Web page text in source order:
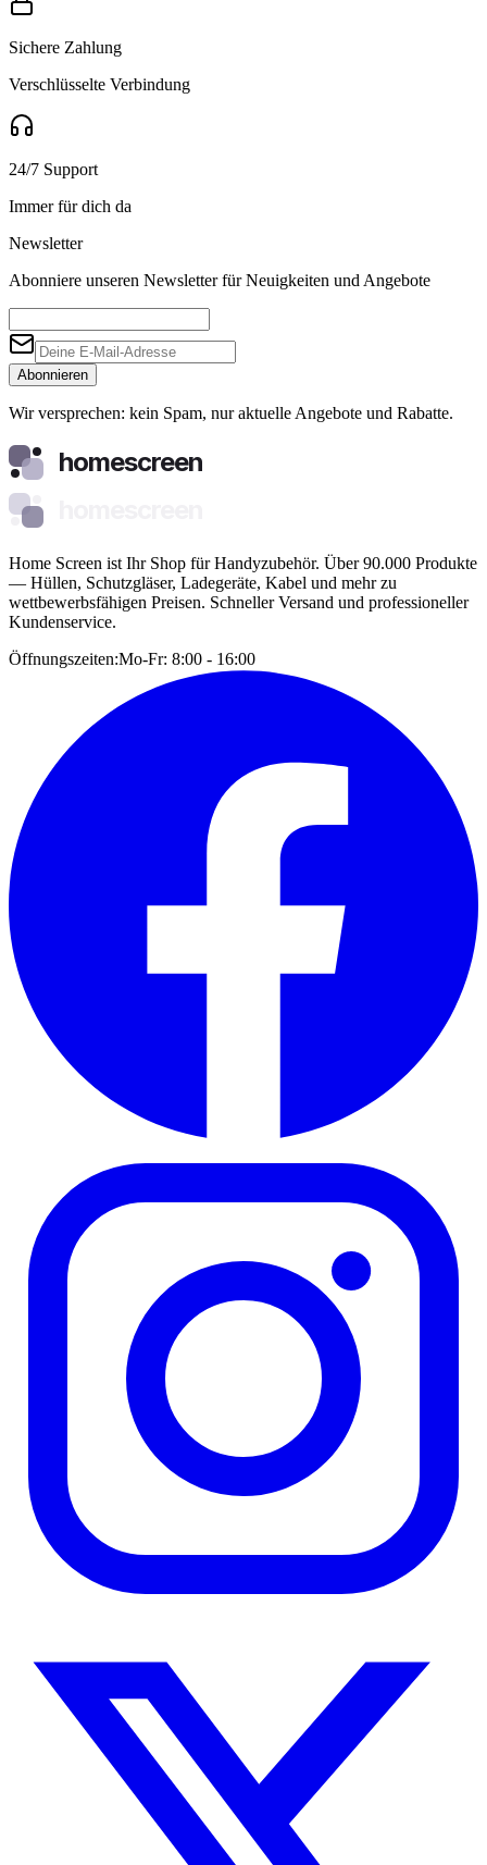
Sichere Zahlung
Verschlüsselte Verbindung
24/7 Support
Immer für dich da
Newsletter
Abonniere unseren Newsletter für Neuigkeiten und Angebote
Abonnieren
Wir versprechen: kein Spam, nur aktuelle Angebote und Rabatte.
homescreen
Home Screen ist Ihr Shop für Handyzubehör. Über 90.000 Produkte
— Hüllen, Schutzgläser, Ladegeräte, Kabel und mehr zu
wettbewerbsfähigen Preisen. Schneller Versand und professioneller
Kundenservice.
Öffnungszeiten:Mo-Fr: 8:00 - 16:00